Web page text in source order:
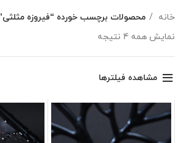
خانه
محصولات برچسب خورده “فیروزه
نمایش همه 4 نتیجه
مشاهده فیلترها